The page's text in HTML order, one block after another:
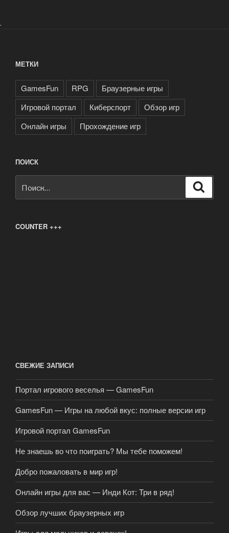
.
МЕТКИ
GamesFun RPG
Браузерные игры
Игровой портал
Киберспорт
Обзор игр
Онлайн игры
Прохождение игр
ПОИСК
COUNTER +++
СВЕЖИЕ ЗАПИСИ
Портал игрового веселья — GamesFun
GamesFun — Игры на любой вкус: полные версии игр
Игровой портал GamesFun
Не знаешь во что поиграть? Мы тебе поможем!
Добро пожаловать в мир игр!
Онлайн игры для вас — Инди Кот: Три в ряд!
Обзор лучших браузерных игр